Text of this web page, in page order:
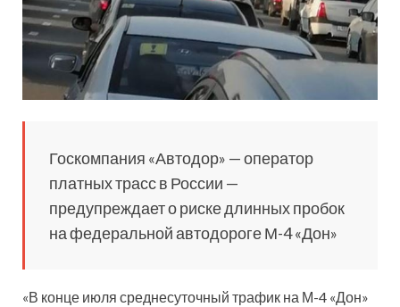
Госкомпания «Автодор» — оператор
платных трасс в России —
предупреждает о риске длинных пробок
на федеральной автодороге М-4 «Дон»
«В конце июля среднесуточный трафик на М-4 «Дон»